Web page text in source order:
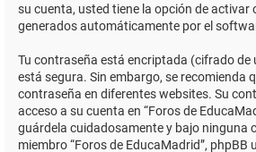
su cuenta, usted tiene la opción de activar
generados automáticamente por el
Tu contraseña está encriptada (cifrado de
está segura. Sin embargo, se recomienda
contraseña en diferentes websites. Su
acceso a su cuenta en “Foros de
guárdela cuidadosamente y bajo ninguna
miembro “Foros de EducaMadrid”, phpBB